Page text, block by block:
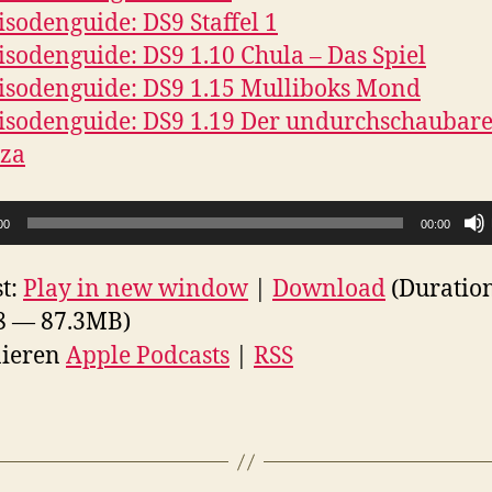
DS9 Staffel 1
DS9 1.10 Chula – Das Spiel
DS9 1.15 Mulliboks Mond
DS9 1.19 Der undurchschaubare
00:00
Play in new window Download
— 87.3MB)
Apple Podcasts RSS